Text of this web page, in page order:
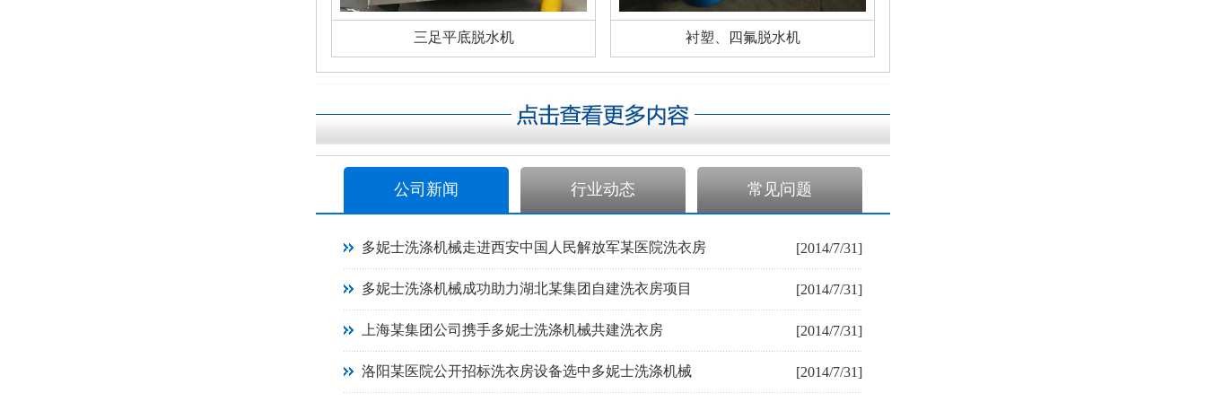
三足平底脱水机 衬塑、四氟脱水机
公司新闻 行业动态 常见问题
多妮士洗涤机械走进西安中国人民解放军某医院洗衣房 [2014/7/31]
多妮士洗涤机械成功助力湖北某集团自建洗衣房项目 [2014/7/31]
上海某集团公司携手多妮士洗涤机械共建洗衣房 [2014/7/31]
洛阳某医院公开招标洗衣房设备选中多妮士洗涤机械 [2014/7/31]